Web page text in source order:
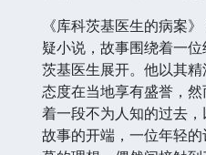
《库科茨基医生的病案
疑小说，故事围绕着一
茨基医生展开。他以其
态度在当地享有盛誉，
着一段不为人知的过去，
故事的开端，一位年轻